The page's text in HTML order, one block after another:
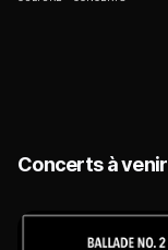
Concerts à venir